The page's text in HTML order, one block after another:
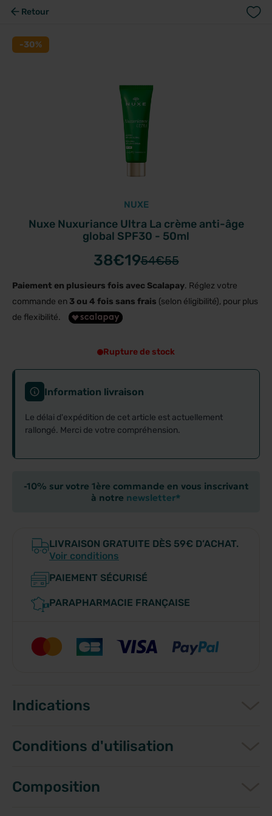
Retour
NUXE
Nuxe Nuxuriance Ultra La crème anti-âge
global SPF30 - 50ml
38€1954€55
Paiement en plusieurs fois avec Scalapay. Réglez votre
commande en 3 ou 4 fois sans frais (selon éligibilité), pour plus
de flexibilité.
Rupture de stock
Information livraison
Le délai d'expédition de cet article est actuellement
rallongé. Merci de votre compréhension.
-10% sur votre 1ère commande en vous inscrivant
à notre newsletter*
LIVRAISON GRATUITE DÈS 59€ D’ACHAT.
Voir conditions
PAIEMENT SÉCURISÉ
PARAPHARMACIE FRANÇAISE
-30%
Indications
Conditions d'utilisation
Composition